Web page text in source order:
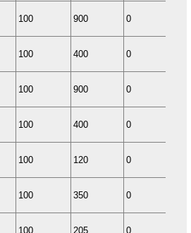
100 900 0
100 400 0
100 900 0
100 400 0
100 120 0
100 350 0
100 205 0